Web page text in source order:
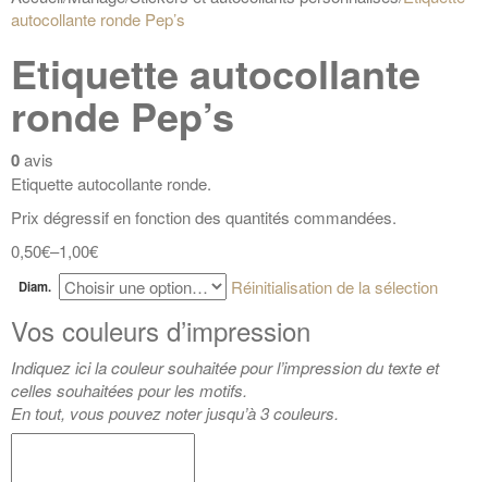
autocollante ronde Pep’s
Etiquette autocollante
ronde Pep’s
0avis
Etiquette autocollante ronde.
Prix dégressif en fonction des quantités commandées.
0,50€–1,00€
Diam. Réinitialisation de la sélection
Vos couleurs d’impression
Indiquez ici la couleur souhaitée pour l’impression du texte et
celles souhaitées pour les motifs.
En tout, vous pouvez noter jusqu’à 3 couleurs.